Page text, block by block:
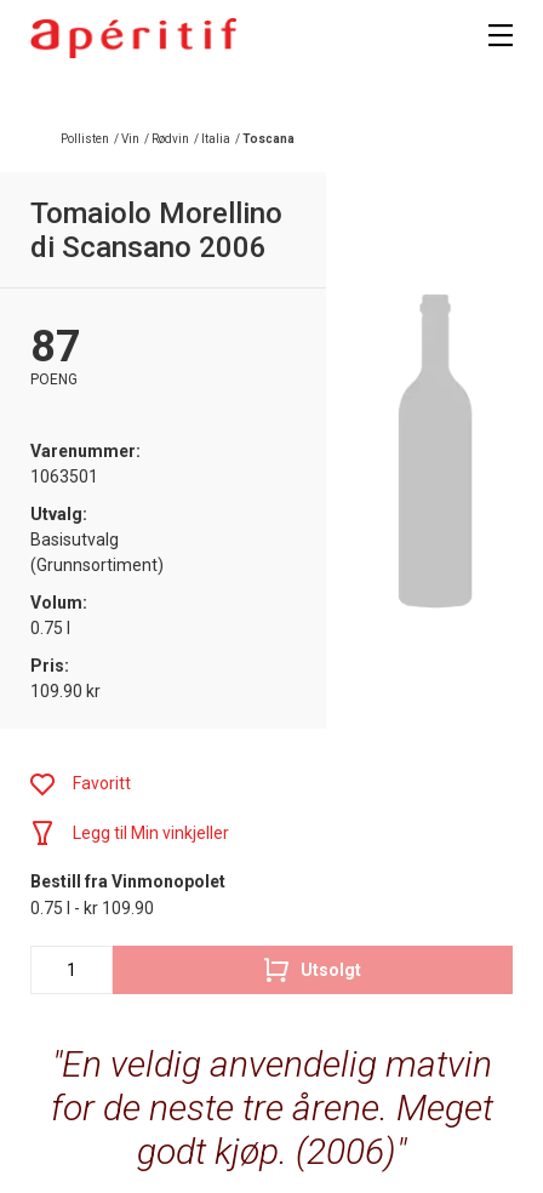
Pollisten /Vin / Rødvin / Italia /Toscana
Tomaiolo Morellino
di Scansano 2006
87
POENG
Varenummer:
1063501
Utvalg:
Basisutvalg
(Grunnsortiment)
Volum:
0.75 l
Pris:
109.90 kr
En veldig anvendelig matvin
for de neste tre årene. Meget
godt kjøp. (2006)
Favoritt
Legg til Min vinkjeller
Bestill fra Vinmonopolet
0.75 l - kr 109.90
Utsolgt